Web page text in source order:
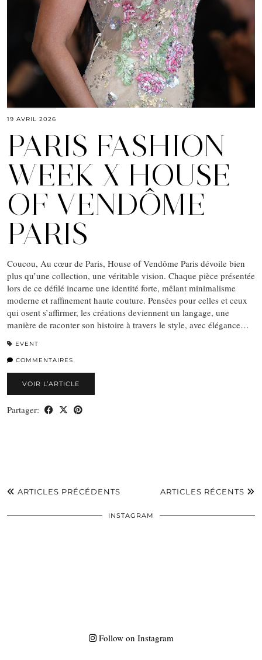
19 AVRIL 2026
PARIS FASHION
WEEK X HOUSE
OF VENDÔME
PARIS
Coucou, Au cœur de Paris, House of Vendôme Paris dévoile bien
plus qu’une collection, une véritable vision. Chaque pièce présentée
lors de ce défilé incarne une identité forte, mêlant minimalisme
moderne et raffinement haute couture. Pensées pour celles et ceux
qui osent s’affirmer, les créations deviennent un langage, une
manière de raconter son histoire à travers le style, avec élégance…
EVENT
COMMENTAIRES
VOIR L’ARTICLE
Partager:
ARTICLES PRÉCÉDENTS ARTICLES RÉCENTS
INSTAGRAM
Follow on Instagram